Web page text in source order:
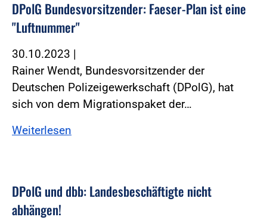
DPolG Bundesvorsitzender: Faeser-Plan ist eine
"Luftnummer"
30.10.2023 |
Rainer Wendt, Bundesvorsitzender der
Deutschen Polizeigewerkschaft (DPolG), hat
sich von dem Migrationspaket der…
Weiterlesen
DPolG und dbb: Landesbeschäftigte nicht
abhängen!